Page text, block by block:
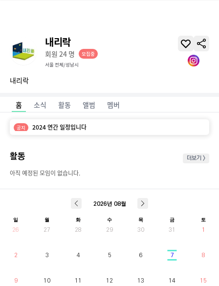
내리락
회원 24 명
모집중
서울 전체/성남시
내리락
홈 소식 활동 앨범 멤버
공지 2024 연간 일정입니다
활동 더보기 >
아직 예정된 모임이 없습니다.
2026년 08월
일 월 화 수 목 금 토
26 27 28 29 30 31 1
2 3 4 5 6 7 8
9 10 11 12 13 14 15